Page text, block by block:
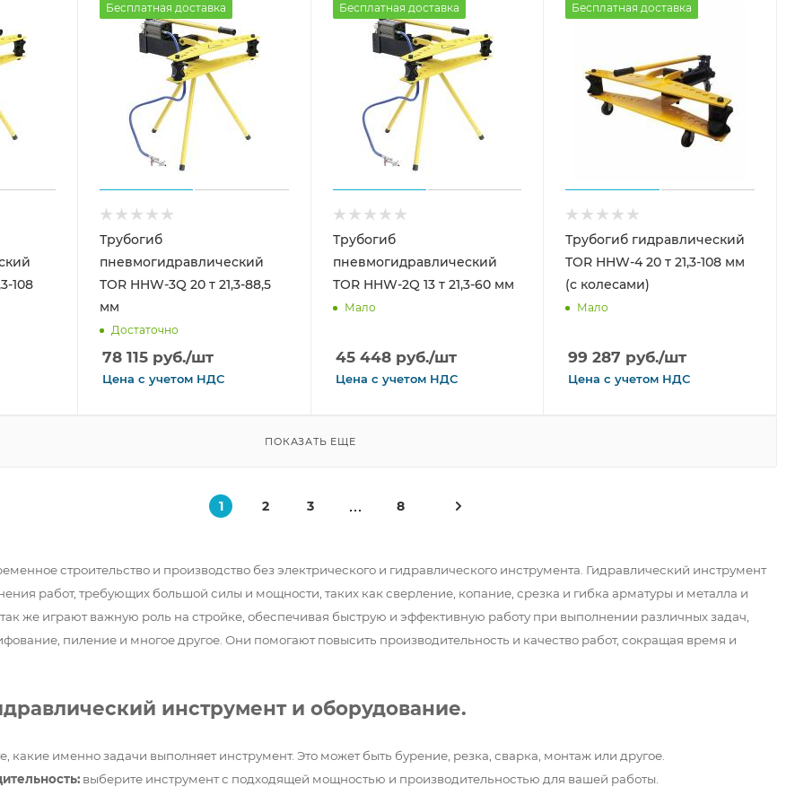
108
Бесплатная доставка
Трубогиб
пневмогидравлический
TOR HHW-3Q 20 т 21,3-88,5
мм
Достаточно
78 115руб./шт
Цена с учетомНДС
Бесплатная доставка
Трубогиб
пневмогидравлический
TOR HHW-2Q 13 т 21,3-60 мм
Мало
45 448руб./шт
Цена с учетомНДС
Бесплатная доставка
Трубогиб гидравлический
TOR HHW-4 20 т 21,3-108 мм
(с колесами)
Мало
99 287 руб./шт
Цена сучетом НДС
ПОКАЗАТЬ ЕЩЕ
1 2 3 8
строительство и производство без электрического и гидравлического инструмента. Гидравлический инструмент
работ, требующих большой силы и мощности, таких как сверление, копание, срезка и гибка арматуры и металла и
же играют важную роль на стройке, обеспечивая быструю и эффективную работу при выполнении различных задач,
пиление и многое другое. Они помогают повысить производительность и качество работ, сокращая время и
инструмент и оборудование.
какие именно задачи выполняет инструмент. Это может быть бурение, резка, сварка, монтаж или другое.
выберите инструмент с подходящей мощностью и производительностью для вашей работы.